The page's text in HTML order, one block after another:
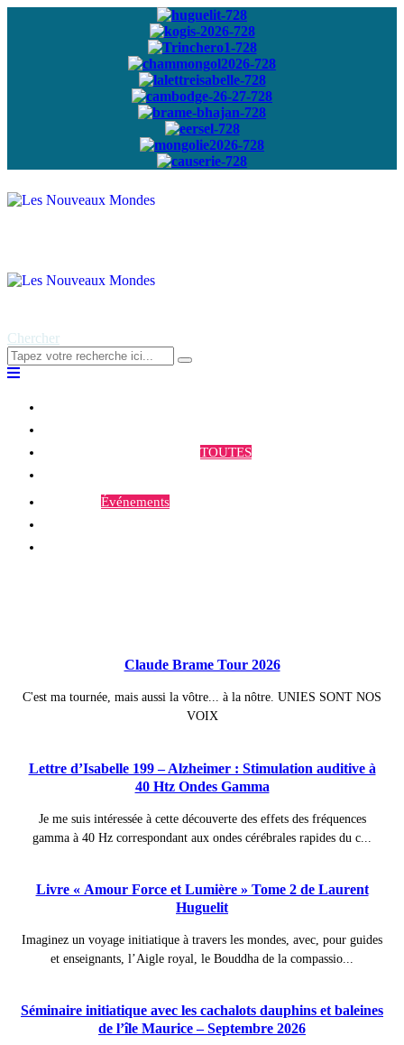
Abonnez-vous à
Chercher
TOUTES
Événements
Claude Brame Tour 2026
C'est ma tournée, mais aussi la vôtre... à la nôtre. UNIES SONT NOS
VOIX
Lettre d’Isabelle 199 – Alzheimer : Stimulation auditive à
40 Htz Ondes Gamma
Je me suis intéressée à cette découverte des effets des fréquences
gamma à 40 Hz correspondant aux ondes cérébrales rapides du c...
Livre « Amour Force et Lumière » Tome 2 de Laurent
Huguelit
Imaginez un voyage initiatique à travers les mondes, avec, pour guides
et enseignants, l’Aigle royal, le Bouddha de la compassio...
Séminaire initiatique avec les cachalots dauphins et baleines
de l’île Maurice – Septembre 2026